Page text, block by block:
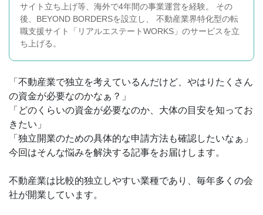
サイト立ち上げ等、海外で4年間の事業運営を経験。 その
後、BEYOND BORDERSを設立し、 不動産業界特化型の転
職支援サイト「リアルエステートWORKS」のサービスを立
ち上げる。
「不動産業で独立を考えているんだけど、やはりたくさん
の資金が必要なのかなぁ？」
「どのくらいの資金が必要なのか、大体の目安を知ってお
きたい」
「独立開業のための具体的な申請方法も確認したいなぁ」
今回はそんな悩みを解決する記事をお届けします。
不動産業は比較的独立しやすい業種であり、毎年多くの会
社が開業しています。